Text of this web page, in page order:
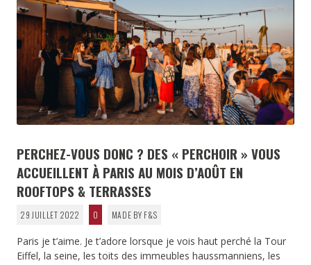
PERCHEZ-VOUS DONC ? DES « PERCHOIR » VOUS
ACCUEILLENT À PARIS AU MOIS D’AOÛT EN
ROOFTOPS & TERRASSES
29 JUILLET 2022 0 MADE BY F&S
Paris je t’aime. Je t’adore lorsque je vois haut perché la Tour
Eiffel, la seine, les toits des immeubles haussmanniens, les